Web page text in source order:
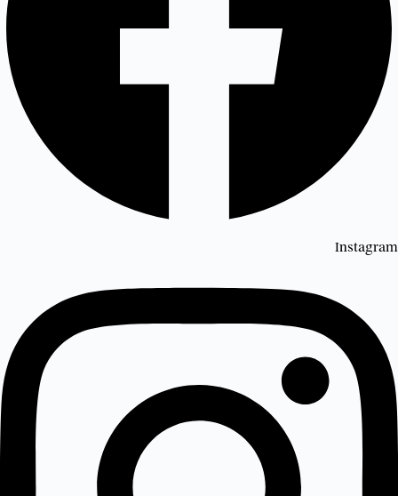
Instagram